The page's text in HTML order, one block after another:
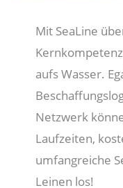
Mit SeaLine
aufs Wasser.
Netzwerk
Laufzeiten,
umfangreiche
Leinen los!